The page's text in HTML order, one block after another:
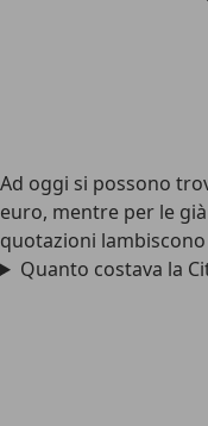
Ad oggi si possono
euro, mentre per le
quotazioni
Quanto costava la